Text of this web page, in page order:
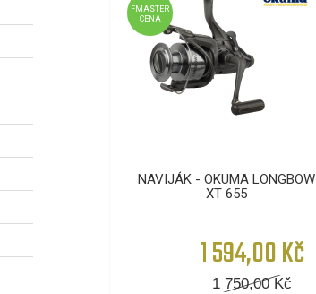
FMASTER
CENA
NAVIJÁK - OKUMA LONGBOW
XT 655
1 594,00 Kč
1 750,00Kč